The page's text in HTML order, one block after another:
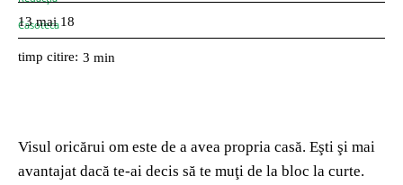
13 mai 18
timp citire: 3 min
Visul oricărui om este de a avea propria casă. Eşti şi mai
avantajat dacă te-ai decis să te muţi de la bloc la curte.